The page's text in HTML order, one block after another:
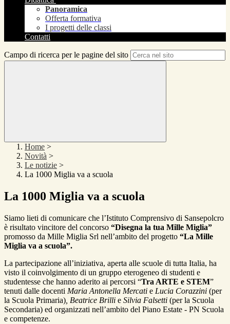
Panoramica
Offerta formativa
I progetti delle classi
Contatti
Campo di ricerca per le pagine del sito
Home >
Novità >
Le notizie >
La 1000 Miglia va a scuola
La 1000 Miglia va a scuola
Siamo lieti di comunicare che l’Istituto Comprensivo di Sansepolcro
è risultato vincitore del concorso “Disegna la tua Mille Miglia”
promosso da Mille Miglia Srl nell’ambito del progetto “La Mille
Miglia va a scuola”.
La partecipazione all’iniziativa, aperta alle scuole di tutta Italia, ha
visto il coinvolgimento di un gruppo eterogeneo di studenti e
studentesse che hanno aderito ai percorsi “Tra ARTE e STEM”
tenuti dalle docenti Maria Antonella Mercati e Lucia Corazzini (per
la Scuola Primaria) , Beatrice Brilli e Silvia Falsetti (per la Scuola
Secondaria) ed organizzati nell’ambito del Piano Estate - PN Scuola
e competenze.